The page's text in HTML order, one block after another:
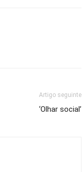
Artigo seguinte
‘Olhar social’